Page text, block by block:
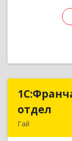
отдел
Гай